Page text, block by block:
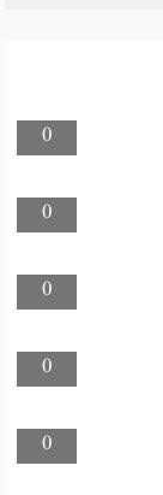
0
0
0
0
0